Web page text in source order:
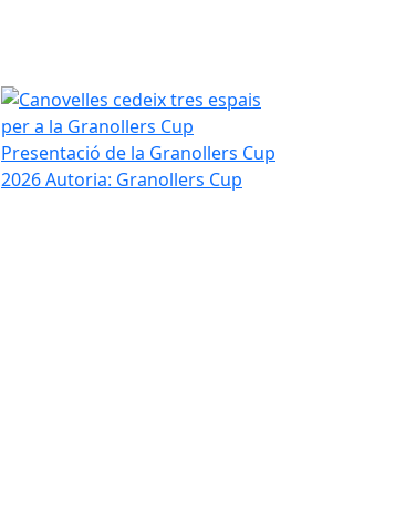
Canovelles cedeix tres espais per a la Granollers
Presentació de la Granollers Cup
2026Autoria: Granollers Cup